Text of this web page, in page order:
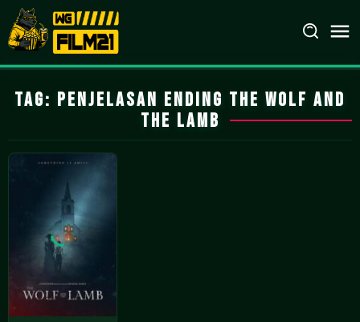
Loncat
ke
konten
Tag: penjelasan ending The Wolf and
the Lamb